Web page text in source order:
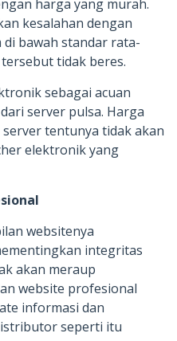
harga yang murah.
kesalahan dengan
bawah standar rata-
tidak beres.
sebagai acuan
server pulsa. Harga
tentunya tidak akan
elektronik yang
websitenya
integritas
akan meraup
website profesional
informasi dan
seperti itu